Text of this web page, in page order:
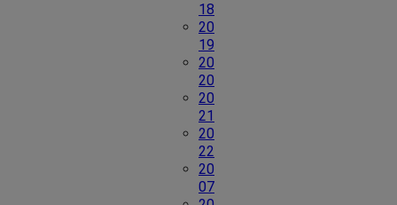
18
20
19
20
20
20
21
20
22
20
07